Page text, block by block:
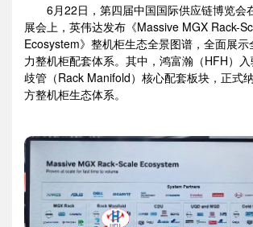
6月22日，第四届中国国际供应链博览会
展会上，英伟达发布《Massive MGX Rack-
Ecosystem》整机柜生态全景图谱，全面展
力整机柜配套体系。其中，鸿富瀚（HFH）
歧管（Rack Manifold）核心配套板块，正式
方整机柜生态体系。